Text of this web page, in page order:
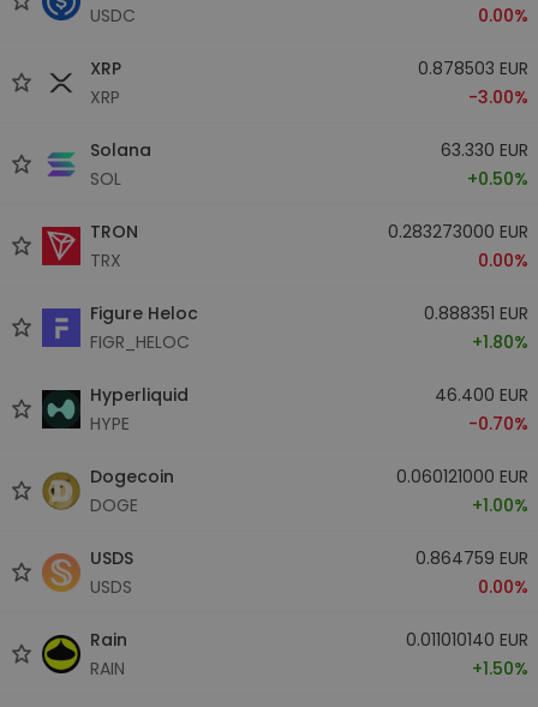
USDC
0.00%
XRP
XRP
0.878503 EUR
-3.00%
Solana
SOL
63.330 EUR
+0.50%
TRON
TRX
0.283273000 EUR
0.00%
Figure Heloc
FIGR_HELOC
0.888351 EUR
+1.80%
Hyperliquid
HYPE
46.400 EUR
-0.70%
Dogecoin
DOGE
0.060121000 EUR
+1.00%
USDS
USDS
0.864759 EUR
0.00%
Rain
RAIN
0.011010140 EUR
+1.50%